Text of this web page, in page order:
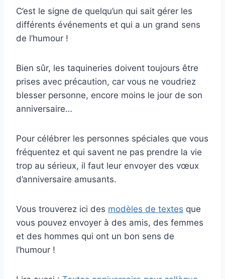
C’est le signe de quelqu’un qui sait gérer les
différents événements et qui a un grand sens
de l’humour !
Bien sûr, les taquineries doivent toujours être
prises avec précaution, car vous ne voudriez
blesser personne, encore moins le jour de son
anniversaire…
Pour célébrer les personnes spéciales que vous
fréquentez et qui savent ne pas prendre la vie
trop au sérieux, il faut leur envoyer des vœux
d’anniversaire amusants.
Vous trouverez ici des modèles de textes que
vous pouvez envoyer à des amis, des femmes
et des hommes qui ont un bon sens de
l’humour !